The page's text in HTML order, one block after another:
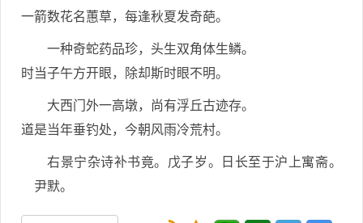
一箭数花名蕙草，每逢秋夏发奇葩。
一种奇蛇药品珍，头生双角体生鳞。
时当子午方开眼，除却斯时眼不明。
大西门外一高墩，尚有浮丘古迹存。
道是当年垂钓处，今朝风雨冷荒村。
右景宁杂诗补书竟。戊子岁。日长至于沪上寓斋。
尹默。